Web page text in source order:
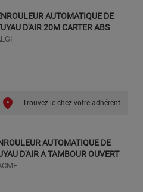
AUTOMATIQUE DE
D'AIR 20M CARTER ABS
Trouvez le chez votre adhérent
AUTOMATIQUE DE
D'AIR A TAMBOUR OUVERT